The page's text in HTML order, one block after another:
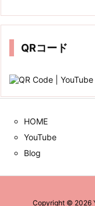
QRコード
HOME
YouTube
Blog
Copyright © 2026